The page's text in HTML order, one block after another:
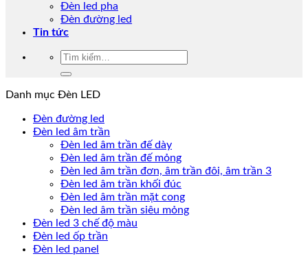
Đèn led pha
Đèn đường led
Tin tức
Tìm
Danh mục Đèn LED
Đèn đường led
Đèn led âm trần
Đèn led âm trần đế dày
Đèn led âm trần đế mỏng
Đèn led âm trần đơn, âm trần đôi, âm trần 3
Đèn led âm trần khối đúc
Đèn led âm trần mặt cong
Đèn led âm trần siêu mỏng
Đèn led 3 chế độ màu
Đèn led ốp trần
Đèn led panel